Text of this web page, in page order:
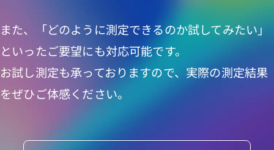
また、「どのように測定できるのか試してみたい」
といったご要望にも対応可能です。
お試し測定も承っておりますので、実際の測定結果
をぜひご体感ください。